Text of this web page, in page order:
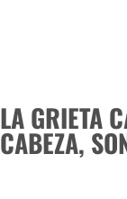
LA GRIETA
CABEZA,